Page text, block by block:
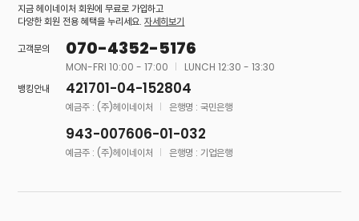
지금 헤이네이처 회원에 무료로 가입하고
다양한 회원 전용 혜택을 누리세요.자세히보기
고객문의
070-4352-5176
MON-FRI 10:00 - 17:00
LUNCH 12:30 - 13:30
뱅킹안내
421701-04-152804
예금주 : (주)헤이네이처 은행명 : 국민은행
943-007606-01-032
예금주 : (주)헤이네이처 은행명 : 기업은행